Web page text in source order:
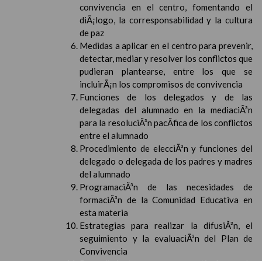
convivencia en el centro, fomentando el
diÃ¡logo, la corresponsabilidad y la cultura
de paz
Medidas a aplicar en el centro para prevenir,
detectar, mediar y resolver los conflictos que
pudieran plantearse, entre los que se
incluirÃ¡n los compromisos de convivencia
Funciones de los delegados y de las
delegadas del alumnado en la mediaciÃ³n
para la resoluciÃ³n pacÃ­fica de los conflictos
entre el alumnado
Procedimiento de elecciÃ³n y funciones del
delegado o delegada de los padres y madres
del alumnado
ProgramaciÃ³n de las necesidades de
formaciÃ³n de la Comunidad Educativa en
esta materia
Estrategias para realizar la difusiÃ³n, el
seguimiento y la evaluaciÃ³n del Plan de
Convivencia